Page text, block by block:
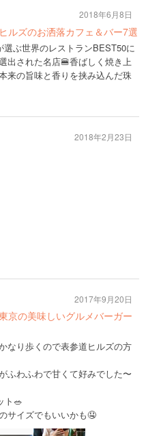
ルズのお洒落カフェ＆バー7選
ぶ世界のレストランBEST50に
出された名店🍔香ばしく焼き上
来の旨味と香りを挟み込んだ珠
2018年6月8日
2018年2月23日
京の美味しいグルメバーガー
なり歩くので表参道ヒルズの方
ふわふわで甘くて好みでした〜
ト🥗
サイズでもいいかも🤤
2017年9月20日